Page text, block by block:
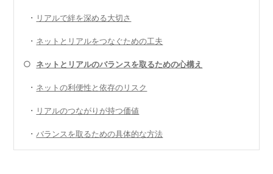
・ リアルで絆を深める大切さ
・ ネットとリアルをつなぐための工夫
○ネットとリアルのバランスを取るための心構え
・ ネットの利便性と依存のリスク
・ リアルのつながりが持つ価値
・ バランスを取るための具体的な方法